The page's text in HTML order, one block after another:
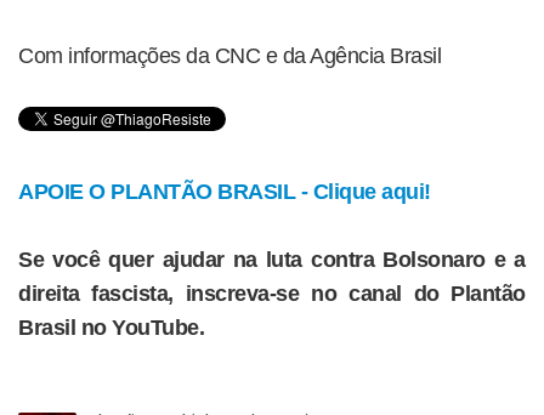
Com informações da CNC e da Agência Brasil
APOIE O PLANTÃO BRASIL - Clique aqui!
Se você quer ajudar na luta contra Bolsonaro e a
direita fascista, inscreva-se no canal do Plantão
Brasil no YouTube.